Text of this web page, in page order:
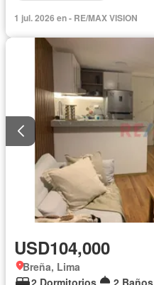
1 jul. 2026 en - RE/MAX VISION
USD104,000
Breña, Lima
2 Dormitorios
2 Baños